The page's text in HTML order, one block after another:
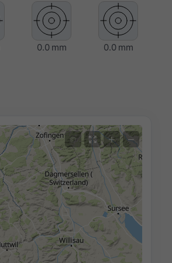
0.0 mm 0.0 mm
© + −